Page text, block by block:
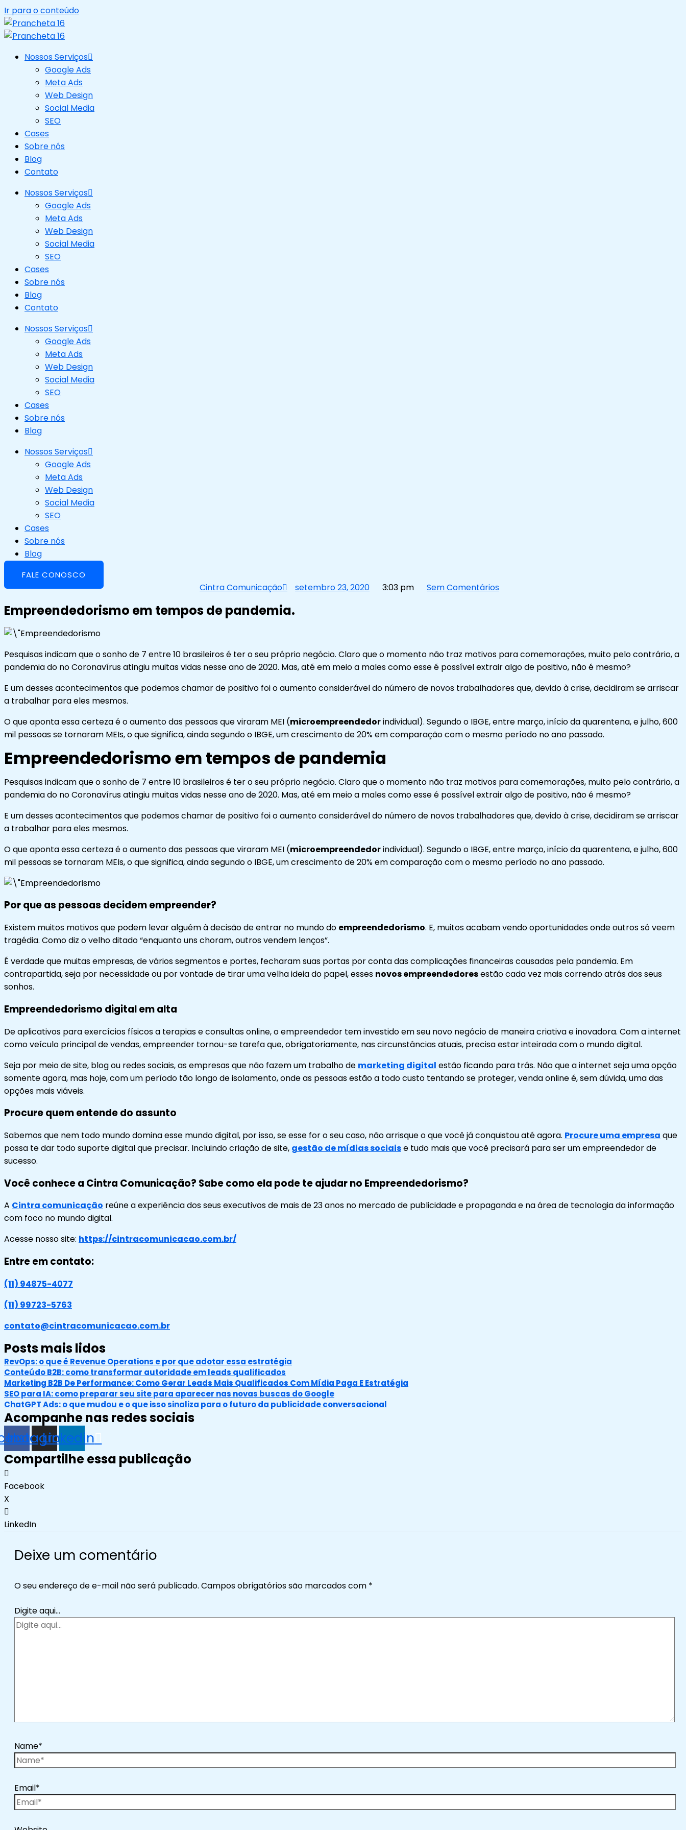
Ir para o conteúdo
Nossos Serviços
Google Ads
Meta Ads
Web Design
Social Media
SEO
Cases
Sobre nós
Blog
Contato
Nossos Serviços
Google Ads
Meta Ads
Web Design
Social Media
SEO
Cases
Sobre nós
Blog
Contato
Nossos Serviços
Google Ads
Meta Ads
Web Design
Social Media
SEO
Cases
Sobre nós
Blog
Nossos Serviços
Google Ads
Meta Ads
Web Design
Social Media
SEO
Cases
Sobre nós
Blog
FALE CONOSCO
Cintra Comunicação setembro 23, 2020 3:03 pm Sem Comentários
Empreendedorismo em tempos de pandemia.
Pesquisas indicam que o sonho de 7 entre 10 brasileiros é ter o seu próprio negócio. Claro que o momento não traz motivos para comemorações, muito pelo contrário, a
pandemia do no Coronavírus atingiu muitas vidas nesse ano de 2020. Mas, até em meio a males como esse é possível extrair algo de positivo, não é mesmo?
E um desses acontecimentos que podemos chamar de positivo foi o aumento considerável do número de novos trabalhadores que, devido à crise, decidiram se arriscar
a trabalhar para eles mesmos.
O que aponta essa certeza é o aumento das pessoas que viraram MEI (microempreendedorindividual). Segundo o IBGE, entre março, início da quarentena, e julho, 600
mil pessoas se tornaram MEIs, o que significa, ainda segundo o IBGE, um crescimento de 20% em comparação com o mesmo período no ano passado.
Empreendedorismo em tempos de pandemia
Pesquisas indicam que o sonho de 7 entre 10 brasileiros é ter o seu próprio negócio. Claro que o momento não traz motivos para comemorações, muito pelo contrário, a
pandemia do no Coronavírus atingiu muitas vidas nesse ano de 2020. Mas, até em meio a males como esse é possível extrair algo de positivo, não é mesmo?
E um desses acontecimentos que podemos chamar de positivo foi o aumento considerável do número de novos trabalhadores que, devido à crise, decidiram se arriscar
a trabalhar para eles mesmos.
O que aponta essa certeza é o aumento das pessoas que viraram MEI (microempreendedorindividual). Segundo o IBGE, entre março, início da quarentena, e julho, 600
mil pessoas se tornaram MEIs, o que significa, ainda segundo o IBGE, um crescimento de 20% em comparação com o mesmo período no ano passado.
Por que as pessoas decidem empreender?
Existem muitos motivos que podem levar alguém à decisão de entrar no mundo do empreendedorismo. E, muitos acabam vendo oportunidades onde outros só veem
tragédia. Como diz o velho ditado “enquanto uns choram, outros vendem lenços”.
É verdade que muitas empresas, de vários segmentos e portes, fecharam suas portas por conta das complicações financeiras causadas pela pandemia. Em
contrapartida, seja por necessidade ou por vontade de tirar uma velha ideia do papel, esses novos empreendedoresestão cada vez mais correndo atrás dos seus
sonhos.
Empreendedorismo digital em alta
De aplicativos para exercícios físicos a terapias e consultas online, o empreendedor tem investido em seu novo negócio de maneira criativa e inovadora. Com a internet
como veículo principal de vendas, empreender tornou-se tarefa que, obrigatoriamente, nas circunstâncias atuais, precisa estar inteirada com o mundo digital.
Seja por meio de site, blog ou redes sociais, as empresas que não fazem um trabalho de marketing digital estão ficando para trás. Não que a internet seja uma opção
somente agora, mas hoje, com um período tão longo de isolamento, onde as pessoas estão a todo custo tentando se proteger, venda online é, sem dúvida, uma das
opções mais viáveis.
Procure quem entende do assunto
Sabemos que nem todo mundo domina esse mundo digital, por isso, se esse for o seu caso, não arrisque o que você já conquistou até agora. Procure uma empresa que
possa te dar todo suporte digital que precisar. Incluindo criação de site, gestão de mídias sociaise tudo mais que você precisará para ser um empreendedor de
sucesso.
Você conhece a Cintra Comunicação? Sabe como ela pode te ajudar no Empreendedorismo?
A Cintra comunicação reúne a experiência dos seus executivos de mais de 23 anos no mercado de publicidade e propaganda e na área de tecnologia da informação
com foco no mundo digital.
Acesse nosso site: https://cintracomunicacao.com.br/
Entre em contato:
(11) 94875-4077
(11) 99723-5763
contato@cintracomunicacao.com.br
Posts mais lidos
RevOps: o que é Revenue Operations e por que adotar essa estratégia
Conteúdo B2B: como transformar autoridade em leads qualificados
Marketing B2B De Performance: Como Gerar Leads Mais Qualificados Com Mídia Paga E Estratégia
SEO para IA: como preparar seu site para aparecer nas novas buscas do Google
ChatGPT Ads: o que mudou e o que isso sinaliza para o futuro da publicidade conversacional
Acompanhe nas redes sociais
Instagram
Linkedin
Compartilhe essa publicação
Facebook
X
LinkedIn
Deixe um comentário
O seu endereço de e-mail não será publicado. Campos obrigatórios são marcados com *
Digite aqui...
Name*
Email*